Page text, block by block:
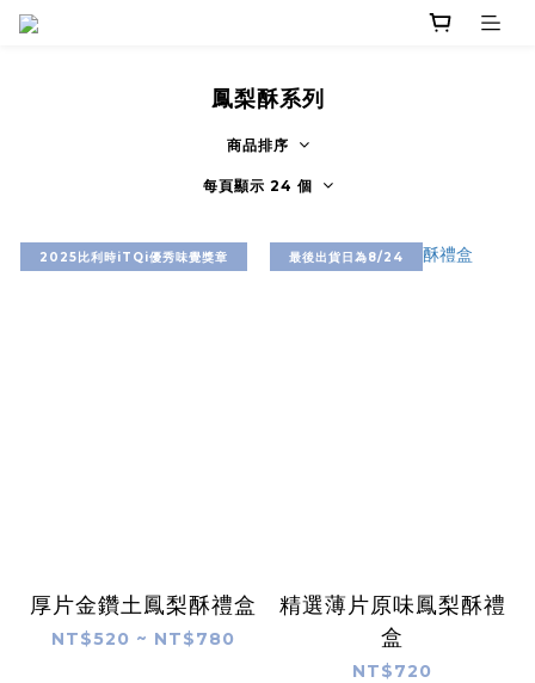
鳳梨酥系列
商品排序
每頁顯示 24 個
2025比利時iTQi優秀味覺獎章
厚片金鑽土鳳梨酥禮盒
NT$520 ~ NT$780
最後出貨日為8/24
精選薄片原味鳳梨酥禮
盒
NT$720